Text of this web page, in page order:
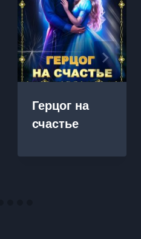
Герцог на
счастье